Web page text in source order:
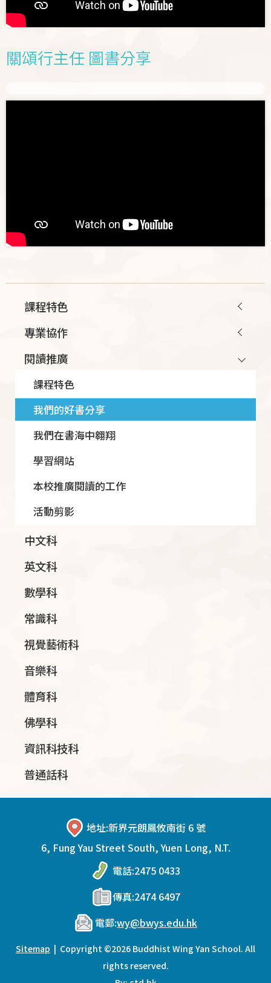
關頌行主任 圖書分享
navigation
課程特色
專業協作
閱讀推廣
課程特色
我們的好書分享
我們在書海中翱翔
學習網站
本校推廣閱讀的工作
活動剪影
中文科
英文科
數學科
常識科
視覺藝術科
音樂科
體育科
佛學科
資訊科技科
普通話科
地址:新界元朗鳳攸南街 6 號
6, Fung Yau Street South, Yuen Long, N.T.
電話:2475 0433
傳真:2474 6497
電郵:wy@bwys.edu.hk
Sitemap | Copyright ©2026 Buddhist Wing Yan School. All
rights reserved.